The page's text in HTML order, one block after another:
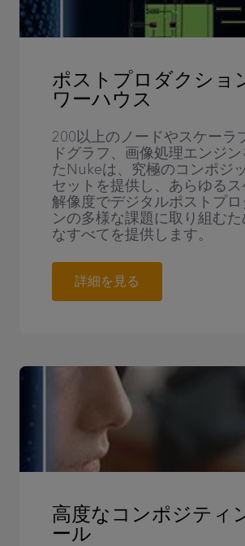
ポストプロダクショ
ワーハウス
200以上のノードやスケーラ
ドグラフ、画像処理エンジ
たNukeは、究極のコンポジ
セットを提供し、あらゆるス
解像度でデジタルポストプロ
ンの多様な課題に取り組む
なすべてを提供します。
詳細を見る
高度なコンポジティ
ール